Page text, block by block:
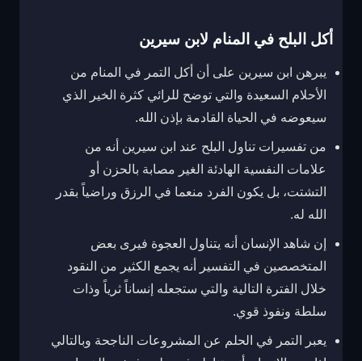
أكل البلح في المنام لابن سيرين
يبرهن ابن سيرين على أن أكل التمر في المنام من
الأحلام السعيدة والتي توضح للرائي كثرة الخير الذي
سيعوضه في الحياة القادمة بإذن الله.
من تفسيرات تناول البلح عند ابن سيرين أنه من
علامات النفسية الهادئة الغير مصابة بالحزن أو
التشتت، بل يكون الفرد منعما في الرزق وراضياً بقدر
الله له.
إن شاهد الإنسان أنه يتناول العجوة فيرى بعض
المتخصصين في التفسير أنه يجمع الكثير من النقود
خلال الفترة التالية والتي ستجعله إنساناً ثرياً وذات
سلطة ونفوذ قوي.
يعبر التمر في الحلم عن المشروعات الناجحة وبالتالي